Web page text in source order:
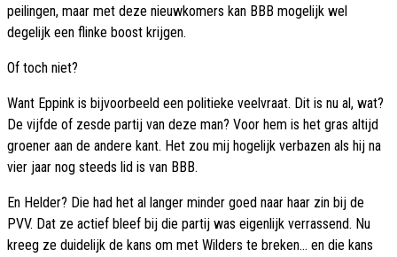
peilingen, maar met deze nieuwkomers kan BBB mogelijk wel
degelijk een flinke boost krijgen.
Of toch niet?
Want Eppink is bijvoorbeeld een politieke veelvraat. Dit is nu al, wat?
De vijfde of zesde partij van deze man? Voor hem is het gras altijd
groener aan de andere kant. Het zou mij hogelijk verbazen als hij na
vier jaar nog steeds lid is van BBB.
En Helder? Die had het al langer minder goed naar haar zin bij de
PVV. Dat ze actief bleef bij die partij was eigenlijk verrassend. Nu
kreeg ze duidelijk de kans om met Wilders te breken... en die kans